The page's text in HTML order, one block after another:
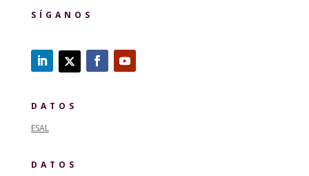
SÍGANOS
DATOS
ESAL
DATOS